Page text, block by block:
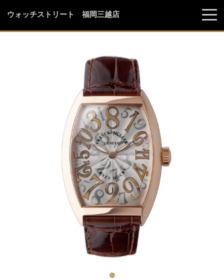
ウォッチストリート 福岡三越店